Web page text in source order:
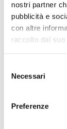
nostri partner
pubblicità e
con altre
raccolto dal
delNecessari
Preferenze
dei gruppi più
ospitanti in
governative e
risposta più
pratici in